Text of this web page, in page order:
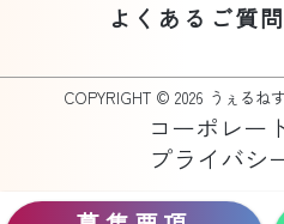
よくあるご質問
COPYRIGHT © 2026 うぇるね
コーポレー
プライバシ